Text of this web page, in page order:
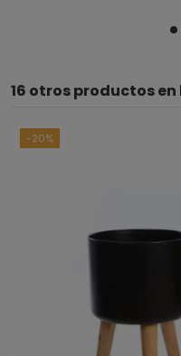
16 otros productos
-20%